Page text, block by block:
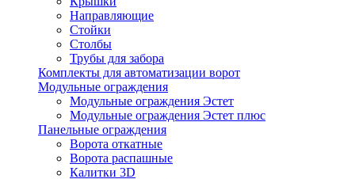
Направляющие
Стойки
Столбы
Трубы для забора
Комплекты для автоматизации ворот
Модульные ограждения
Модульные ограждения Эстет
Модульные ограждения Эстет плюс
Панельные ограждения
Ворота откатные
Ворота распашные
Калитки 3D